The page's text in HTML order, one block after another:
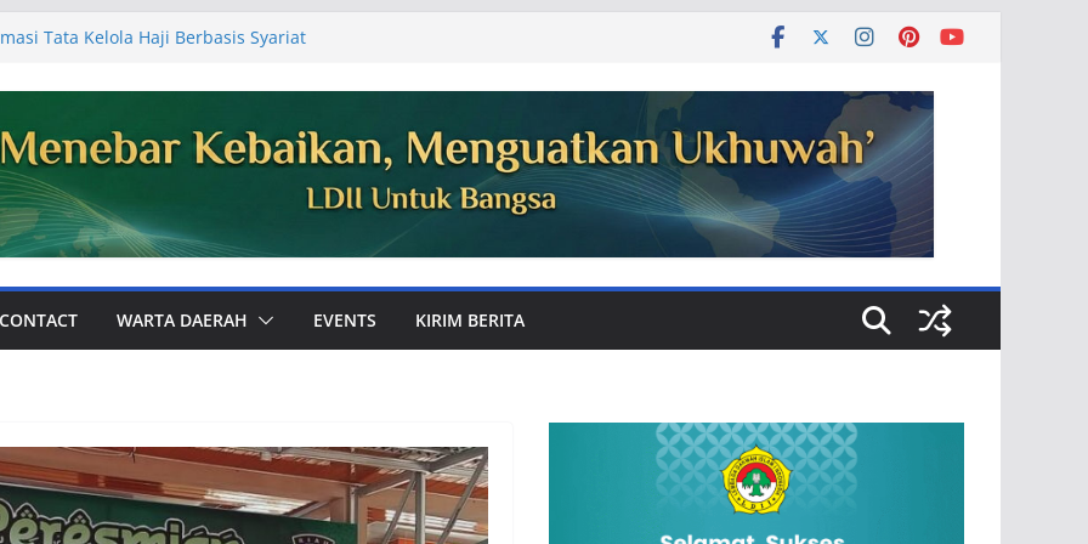
Tata Kelola Haji Berbasis Syariat
PC LDII Tualang
81, Warga PC LDII Dayun Gelar Kerja
Masjid
Kabupaten Siak Audiensi ke
Laporan Kegiatan Semester I
Pembinaan Karakter Generasi
Bola
CONTACT WARTA DAERAH EVENTS KIRIM BERITA